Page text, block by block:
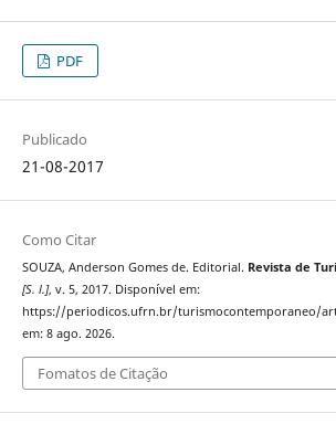
PDF
Publicado
21-08-2017
Como Citar
SOUZA, Anderson Gomes de. Editorial. Revista de
[S. l.], v. 5, 2017. Disponível em:
https://periodicos.ufrn.br/turismocontemporaneo/
em: 8 ago. 2026.
Fomatos de Citação